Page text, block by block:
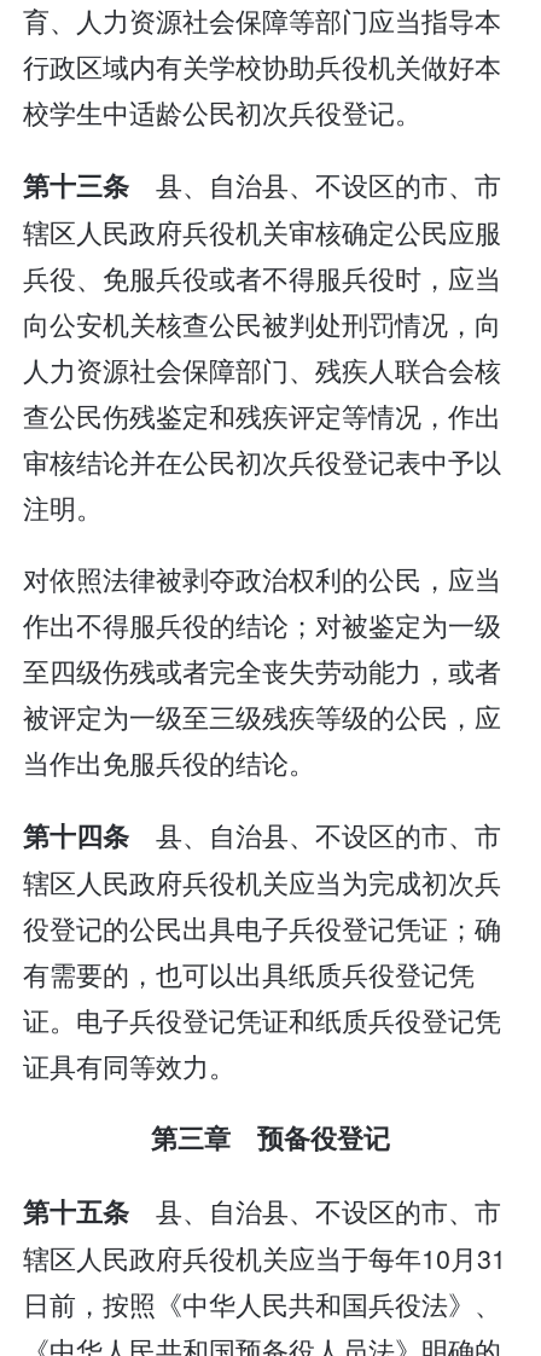
育、人力资源社会保障等部门应当指导本
行政区域内有关学校协助兵役机关做好本
校学生中适龄公民初次兵役登记。
第十三条县、自治县、不设区的市、市
辖区人民政府兵役机关审核确定公民应服
兵役、免服兵役或者不得服兵役时，应当
向公安机关核查公民被判处刑罚情况，向
人力资源社会保障部门、残疾人联合会核
查公民伤残鉴定和残疾评定等情况，作出
审核结论并在公民初次兵役登记表中予以
注明。
对依照法律被剥夺政治权利的公民，应当
作出不得服兵役的结论；对被鉴定为一级
至四级伤残或者完全丧失劳动能力，或者
被评定为一级至三级残疾等级的公民，应
当作出免服兵役的结论。
第十四条县、自治县、不设区的市、市
辖区人民政府兵役机关应当为完成初次兵
役登记的公民出具电子兵役登记凭证；确
有需要的，也可以出具纸质兵役登记凭
证。电子兵役登记凭证和纸质兵役登记凭
证具有同等效力。
第三章 预备役登记
第十五条县、自治县、不设区的市、市
辖区人民政府兵役机关应当于每年10月31
日前，按照《中华人民共和国兵役法》、